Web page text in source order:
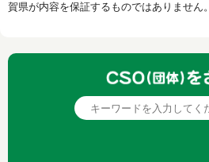
賀県が内容を保証するものではありません。